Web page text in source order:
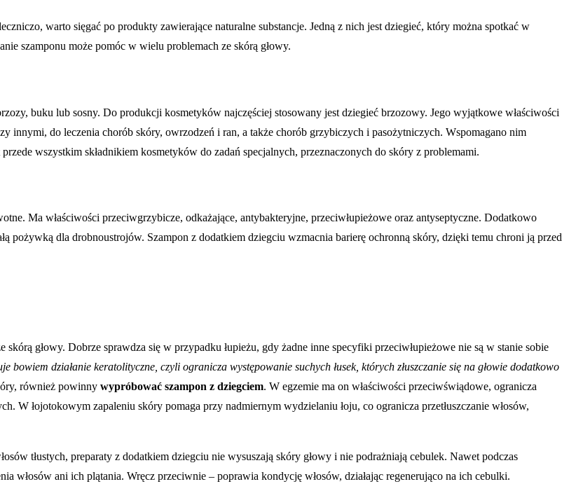
warto sięgać po produkty zawierające naturalne substancje. Jedną z nich jest dziegieć, który można spotkać w
szamponu może pomóc w wielu problemach ze skórą głowy.
buku lub sosny. Do produkcji kosmetyków najczęściej stosowany jest dziegieć brzozowy. Jego wyjątkowe właściwości
innymi, do leczenia chorób skóry, owrzodzeń i ran, a także chorób grzybiczych i pasożytniczych. Wspomagano nim
wszystkim składnikiem kosmetyków do zadań specjalnych, przeznaczonych do skóry z problemami.
Ma właściwości przeciwgrzybicze, odkażające, antybakteryjne, przeciwłupieżowe oraz antyseptyczne. Dodatkowo
pożywką dla drobnoustrojów. Szampon z dodatkiem dziegciu wzmacnia barierę ochronną skóry, dzięki temu chroni ją przed
skórą głowy. Dobrze sprawdza się w przypadku łupieżu, gdy żadne inne specyfiki przeciwłupieżowe nie są w stanie sobie
bowiem działanie keratolityczne, czyli ogranicza występowanie suchych łusek, których złuszczanie się na głowie dodatkowo
również powinny wypróbować szampon z dziegciem. W egzemie ma on właściwości przeciwświądowe, ogranicza
W łojotokowym zapaleniu skóry pomaga przy nadmiernym wydzielaniu łoju, co ogranicza przetłuszczanie włosów,
tłustych, preparaty z dodatkiem dziegciu nie wysuszają skóry głowy i nie podrażniają cebulek. Nawet podczas
włosów ani ich plątania. Wręcz przeciwnie – poprawia kondycję włosów, działając regenerująco na ich cebulki.